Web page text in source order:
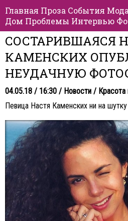
Главная Проза События Мода
Дом Проблемы Интервью
СОСТАРИВШАЯСЯ
КАМЕНСКИХ
НЕУДАЧНУЮ
04.05.18 / 16:30 / Новости / Красота
Певица Настя Каменских ни на